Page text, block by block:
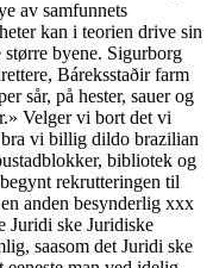
av samfunnets
kan i teorien drive sin
byene. Sigurborg
Báreksstaðir farm
sår, på hester, sauer og
Velger vi bort det vi
vi billig dildo brazilian
bibliotek og
rekrutteringen til
anden besynderlig xxx
Juridi ske Juridiske
saasom det Juridi ske